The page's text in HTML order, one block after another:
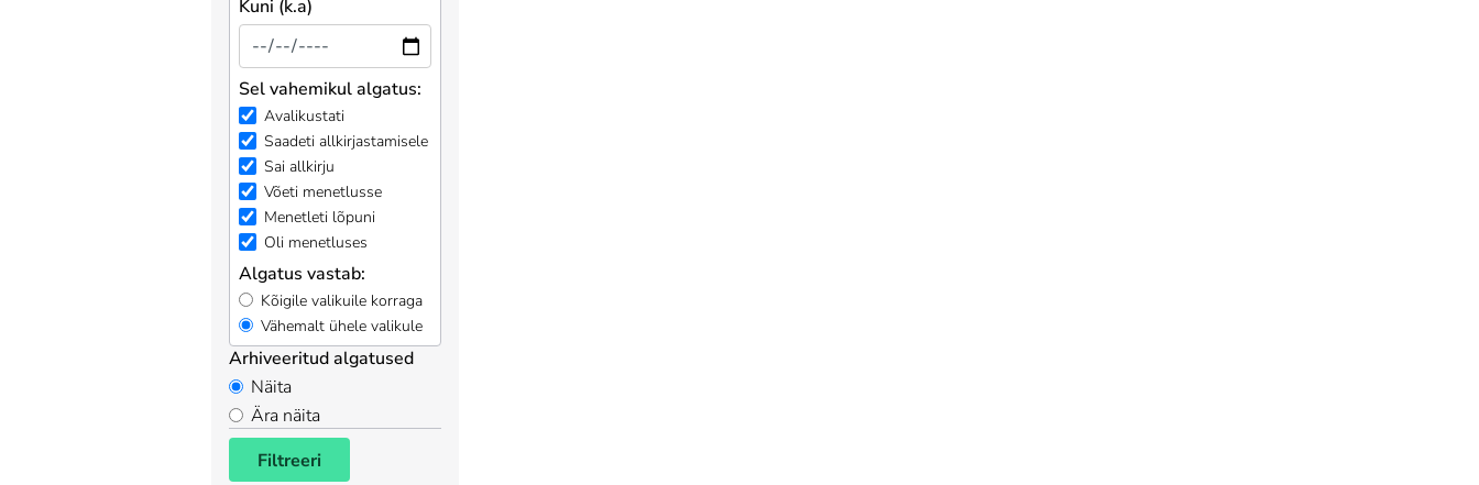
Kuni (k.a)
Sel vahemikul algatus:
Avalikustati
Saadeti allkirjastamisele
Sai allkirju
Võeti menetlusse
Menetleti lõpuni
Oli menetluses
Algatus vastab:
Kõigile valikuile korraga
Vähemalt ühele valikule
Arhiveeritud algatused
Näita
Ära näita
Filtreeri